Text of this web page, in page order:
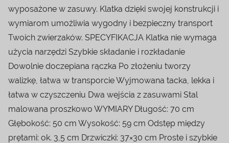
wyposażone w zasuwy. Klatka dzięki swojej konstrukcji i
wymiarom umożliwia wygodny i bezpieczny transport
Twoich zwierzaków. SPECYFIKACJA Klatka nie wymaga
użycia narzędzi Szybkie składanie i rozkładanie
Dowolnie doczepiana rączka Po złożeniu tworzy
walizkę, łatwa w transporcie Wyjmowana tacka, lekka i
łatwa w czyszczeniu Dwa wejścia z zasuwami Stal
malowana proszkowo WYMIARY Długość: 70 cm
Głębokość: 50 cm Wysokość: 59 cm Odstęp między
prętami: ok. 3,5 cm Drzwiczki: 37×30 cm Proste i szybkie